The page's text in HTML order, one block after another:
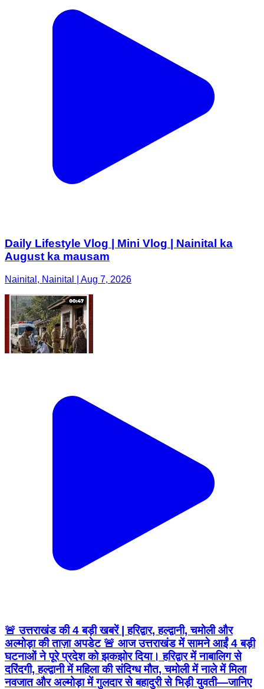
Daily Lifestyle Vlog | Mini Vlog | Nainital ka
August ka mausam
Nainital, Nainital | Aug 7, 2026
🚨 उत्तराखंड की 4 बड़ी खबरें | हरिद्वार, हल्द्वानी, चमोली और
अल्मोड़ा की ताज़ा अपडेट 🚨 आज उत्तराखंड में सामने आईं 4 बड़ी
घटनाओं ने पूरे प्रदेश को झकझोर दिया। हरिद्वार में नाबालिग से
दरिंदगी, हल्द्वानी में महिला की संदिग्ध मौत, चमोली में नाले में मिला
नवजात और अल्मोड़ा में गुलदार से बहादुरी से भिड़ी युवती—जानिए